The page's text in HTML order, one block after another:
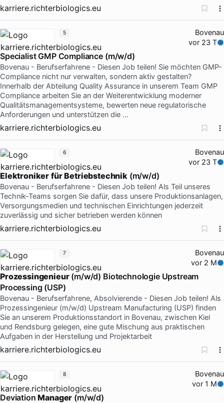
karriere.richterbiologics.eu
Bovenau
vor 23 T
Specialist GMP Compliance (m/w/d)
Bovenau - Berufserfahrene - Diesen Job teilen! Sie möchten GMP-
Compliance nicht nur verwalten, sondern aktiv gestalten?
Innerhalb der Abteilung Quality Assurance in unserem Team GMP
Compliance arbeiten Sie an der Weiterentwicklung moderner
Qualitätsmanagementsysteme, bewerten neue regulatorische
Anforderungen und unterstützen die …
karriere.richterbiologics.eu
5
Bovenau
vor 23 T
Elektroniker fürBetriebstechnik (m/w/d)
Bovenau - Berufserfahrene - Diesen Job teilen! Als Teil unseres
Technik-Teams sorgen Sie dafür, dass unsere Produktionsanlagen,
Versorgungsmedien und technischen Einrichtungen jederzeit
zuverlässig und sicher betrieben werden können
karriere.richterbiologics.eu
6
Bovenau
vor 2 M
Prozessingenieur(m/w/d) Biotechnologie Upstream
Processing (USP)
Bovenau - Berufserfahrene, Absolvierende - Diesen Job teilen! Als
Prozessingenieur (m/w/d) Upstream Manufacturing (USP) finden
Sie an unserem Produktionsstandort in Bovenau, zwischen Kiel
und Rendsburg gelegen, eine gute Mischung aus praktischen
Aufgaben in der Herstellung und Projektarbeit
karriere.richterbiologics.eu
7
Bovenau
vor 1 M
DeviationManager (m/w/d)
8